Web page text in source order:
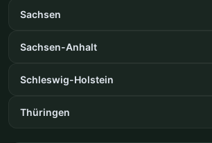
Sachsen
Sachsen-Anhalt
Schleswig-Holstein
Thüringen